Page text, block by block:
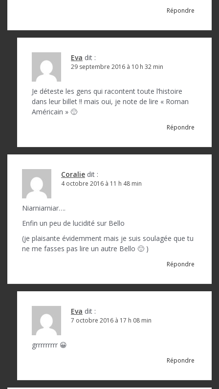
Répondre
Eva dit :
29 septembre 2016 à 10 h 32 min
Je déteste les gens qui racontent toute l’histoire
dans leur billet !! mais oui, je note de lire « Roman
Américain » 🙂
Répondre
Coralie dit :
4 octobre 2016 à 11 h 48 min
Niarniarniar….
Enfin un peu de lucidité sur Bello
(je plaisante évidemment mais je suis soulagée que tu
ne me fasses pas lire un autre Bello 🙂 )
Répondre
Eva dit :
7 octobre 2016 à 17 h 08 min
grrrrrrrrr 😀
Répondre